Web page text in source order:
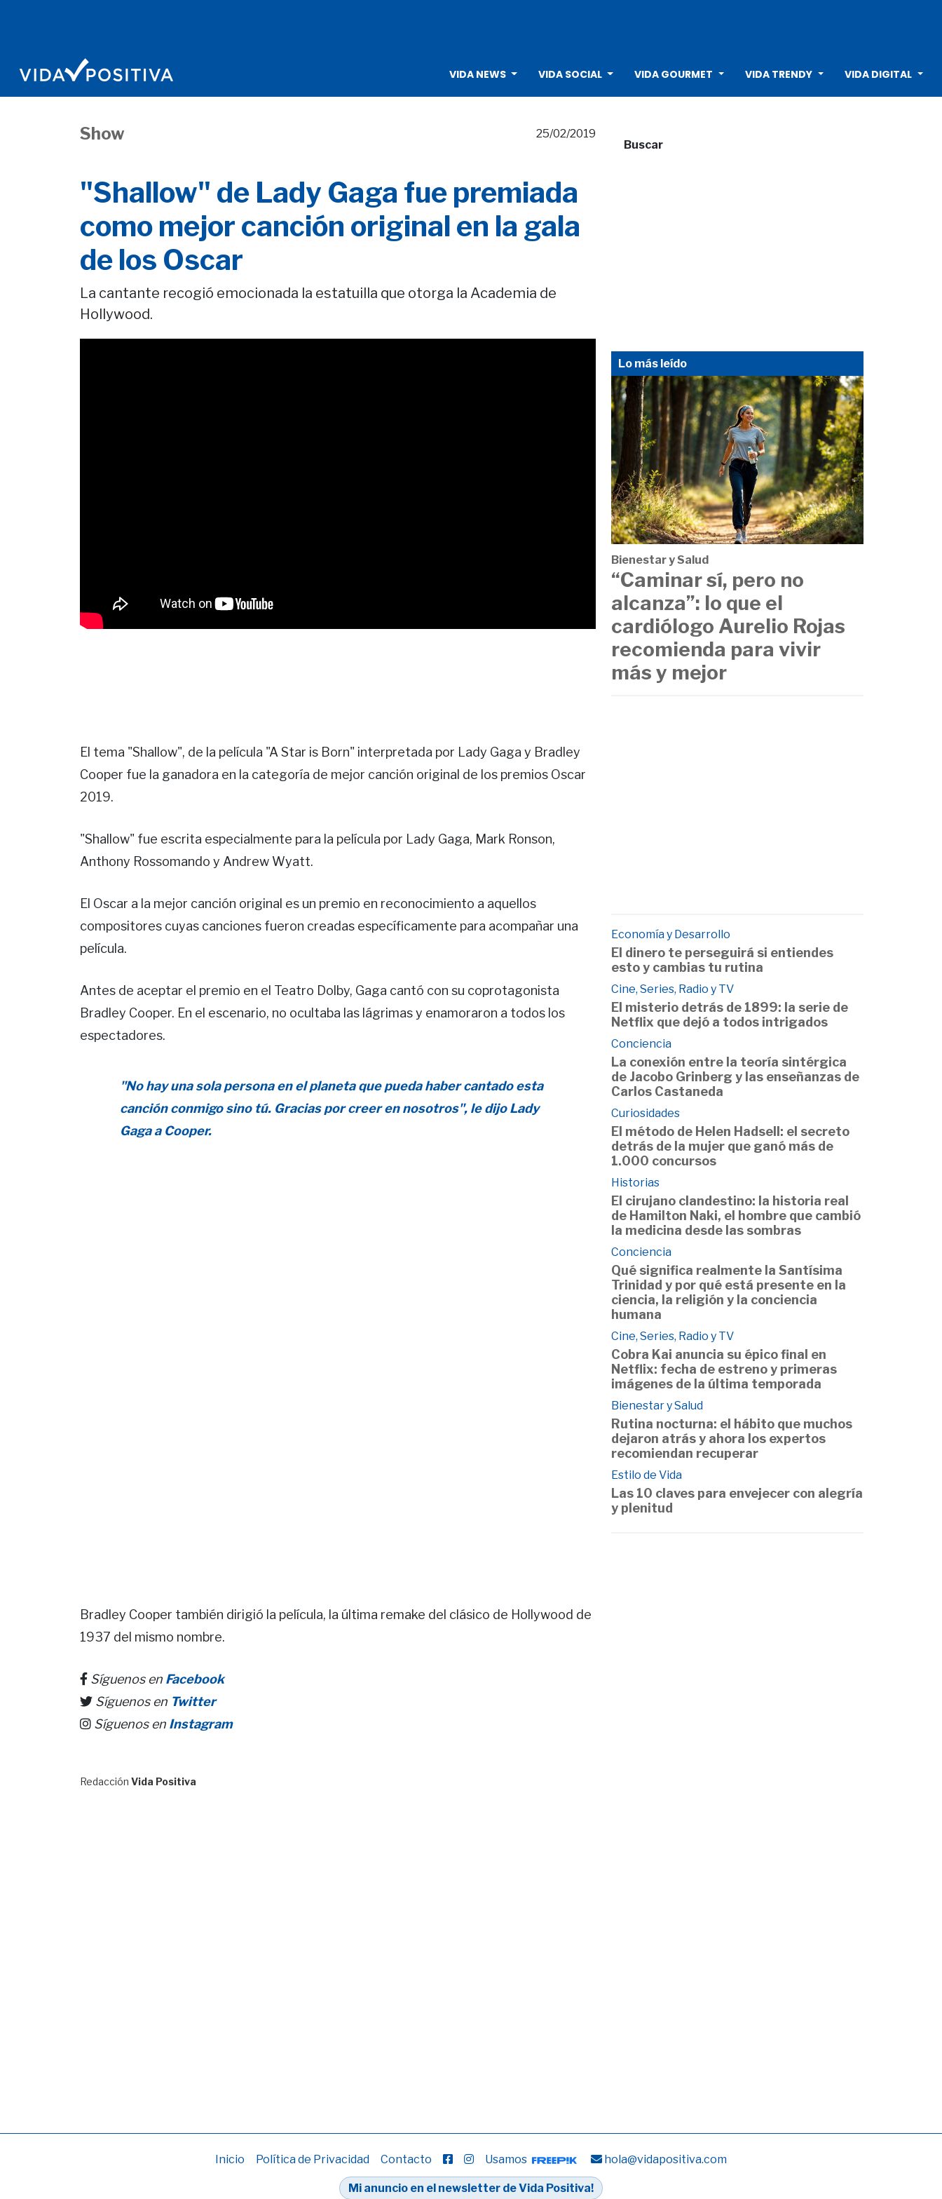
VIDA NEWS VIDA SOCIAL VIDA GOURMET VIDA TRENDY VIDA DIGITAL
Show 25/02/2019
"Shallow" de Lady Gaga fue premiada
como mejor canción original en la gala
de los Oscar
La cantante recogió emocionada la estatuilla que otorga la Academia de
Hollywood.
El tema "Shallow", de la película "A Star is Born" interpretada por Lady Gaga y Bradley
Cooper fue la ganadora en la categoría de mejor canción original de los premios Oscar
2019.
"Shallow" fue escrita especialmente para la película por Lady Gaga, Mark Ronson,
Anthony Rossomando y Andrew Wyatt.
El Oscar a la mejor canción original es un premio en reconocimiento a aquellos
compositores cuyas canciones fueron creadas específicamente para acompañar una
película.
Antes de aceptar el premio en el Teatro Dolby, Gaga cantó con su coprotagonista
Bradley Cooper. En el escenario, no ocultaba las lágrimas y enamoraron a todos los
espectadores.
"No hay una sola persona en el planeta que pueda haber cantado esta
canción conmigo sino tú. Gracias por creer en nosotros", le dijo Lady
Gaga a Cooper.
Bradley Cooper también dirigió la película, la última remake del clásico de Hollywood de
1937 del mismo nombre.
Síguenos en Facebook
Síguenos en Twitter
Síguenos en Instagram
Redacción Vida Positiva
Buscar
Lo más leído
Bienestar y Salud
“Caminar sí, pero no
alcanza”: lo que el
cardiólogo Aurelio Rojas
recomienda para vivir
más y mejor
Economía y Desarrollo
El dinero te perseguirá si entiendes
esto y cambias tu rutina
Cine, Series, Radio y TV
El misterio detrás de 1899: la serie de
Netflix que dejó a todos intrigados
Conciencia
La conexión entre la teoría sintérgica
de Jacobo Grinberg y las enseñanzas de
Carlos Castaneda
Curiosidades
El método de Helen Hadsell: el secreto
detrás de la mujer que ganó más de
1.000 concursos
Historias
El cirujano clandestino: la historia real
de Hamilton Naki, el hombre que cambió
la medicina desde las sombras
Conciencia
Qué significa realmente la Santísima
Trinidad y por qué está presente en la
ciencia, la religión y la conciencia
humana
Cine, Series, Radio y TV
Cobra Kai anuncia su épico final en
Netflix: fecha de estreno y primeras
imágenes de la última temporada
Bienestar y Salud
Rutina nocturna: el hábito que muchos
dejaron atrás y ahora los expertos
recomiendan recuperar
Estilo de Vida
Las 10 claves para envejecer con alegría
y plenitud
Inicio Política de Privacidad Contacto Usamos hola@vidapositiva.com
Mi anuncio en el newsletter de Vida Positiva!